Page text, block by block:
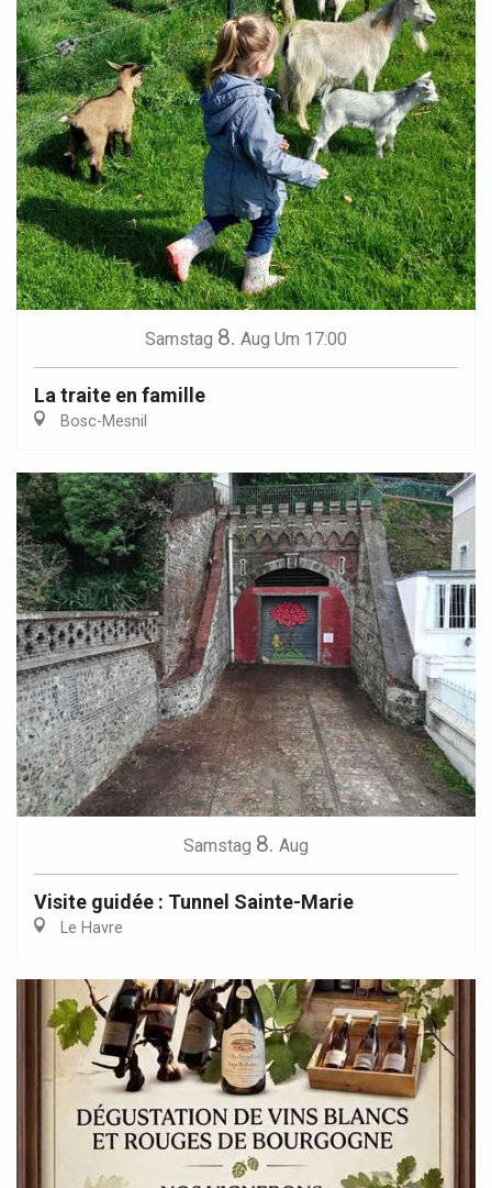
Samstag 8. Aug Um 17:00
La traite en famille
Bosc-Mesnil
Samstag 8. Aug
Visite guidée : Tunnel Sainte-Marie
Le Havre